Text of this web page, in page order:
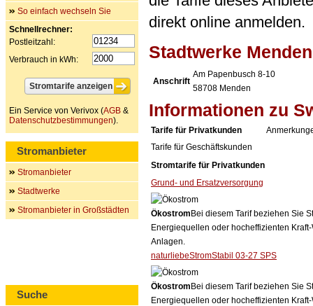
direkt online anmelden.
Stadtwerke
Anschrift
Am Papenbusch 8-10
58708 Menden
Informationen zu
Tarife für Privatkunden
Tarife für Geschäftskunden
Stromtarife für Privatkunden
Grund- und Ersatzversorgung
Ökostrom Bei diesem Tarif beziehen Sie
Energiequellen oder hocheffizienten
Anlagen.
naturliebeStromStabil 03-27 SPS
Ökostrom Bei diesem Tarif beziehen Sie
Energiequellen oder hocheffizienten
So einfach wechseln Sie
Schnellrechner:
Postleitzahl:
Verbrauch in kWh:
Ein Service von Verivox (AGB &
Datenschutzbestimmungen).
Stromanbieter
Stromanbieter
Stadtwerke
Stromanbieter in Großstädten
Suche